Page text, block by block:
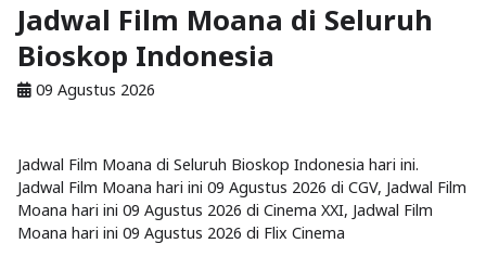
Jadwal Film Moana di Seluruh
Bioskop Indonesia
09 Agustus 2026
Jadwal Film Moana di Seluruh Bioskop Indonesia hari ini.
Jadwal Film Moana hari ini 09 Agustus 2026 di CGV, Jadwal Film
Moana hari ini 09 Agustus 2026 di Cinema XXI, Jadwal Film
Moana hari ini 09 Agustus 2026 di Flix Cinema